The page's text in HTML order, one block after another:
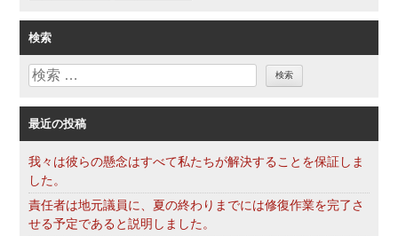
ゴ
リ
ー
検索
検
最近の投稿
我々は彼らの懸念はすべて私たちが解決することを保証しま
した。
責任者は地元議員に、夏の終わりまでには修復作業を完了さ
せる予定であると説明しました。